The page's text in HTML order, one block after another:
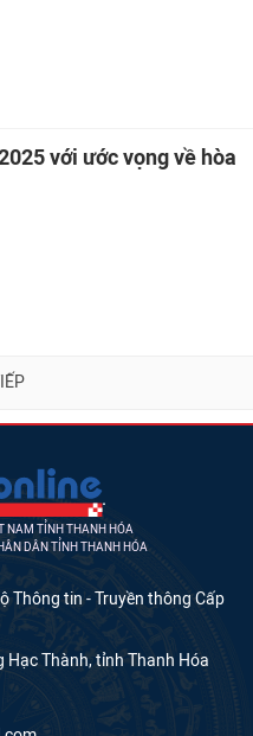
với ước vọng về hòa
NAM TỈNH THANH HÓA
DÂN TỈNH THANH HÓA
Thông tin - Truyền thông Cấp
Hạc Thành, tỉnh Thanh Hóa